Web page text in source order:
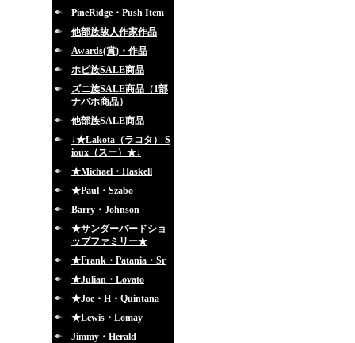
PineRidge・Push Item
他部族故人作家作品
Awards(賞)・作品
ホピ族SALE商品
ズニ族SALE商品（1部
ナバホ商品）
他部族SALE商品
↓★Lakota（ラコタ） S
ioux（スー）★↓
★Michael・Haskell
★Paul・Szabo
Barry・Johnson
★サンダーバードショ
ップファミリー★
★Frank・Patania・Sr
★Julian・Lovato
★Joe・H・Quintana
★Lewis・Lomay
Jimmy・Herald